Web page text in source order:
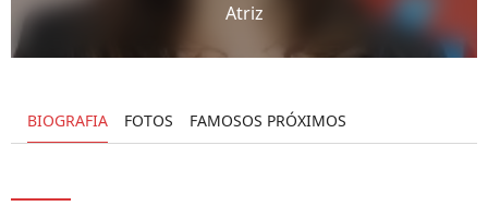
Atriz
BIOGRAFIA FOTOS FAMOSOS PRÓXIMOS